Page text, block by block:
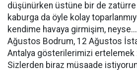
düşünürken üstüne bir de
kaburga da öyle kolay
kendime havaya girmişim,
Ağustos Bodrum, 12 Ağustos
Antalya gösterilerimizi ertelemek
Sizlerden biraz müsaade